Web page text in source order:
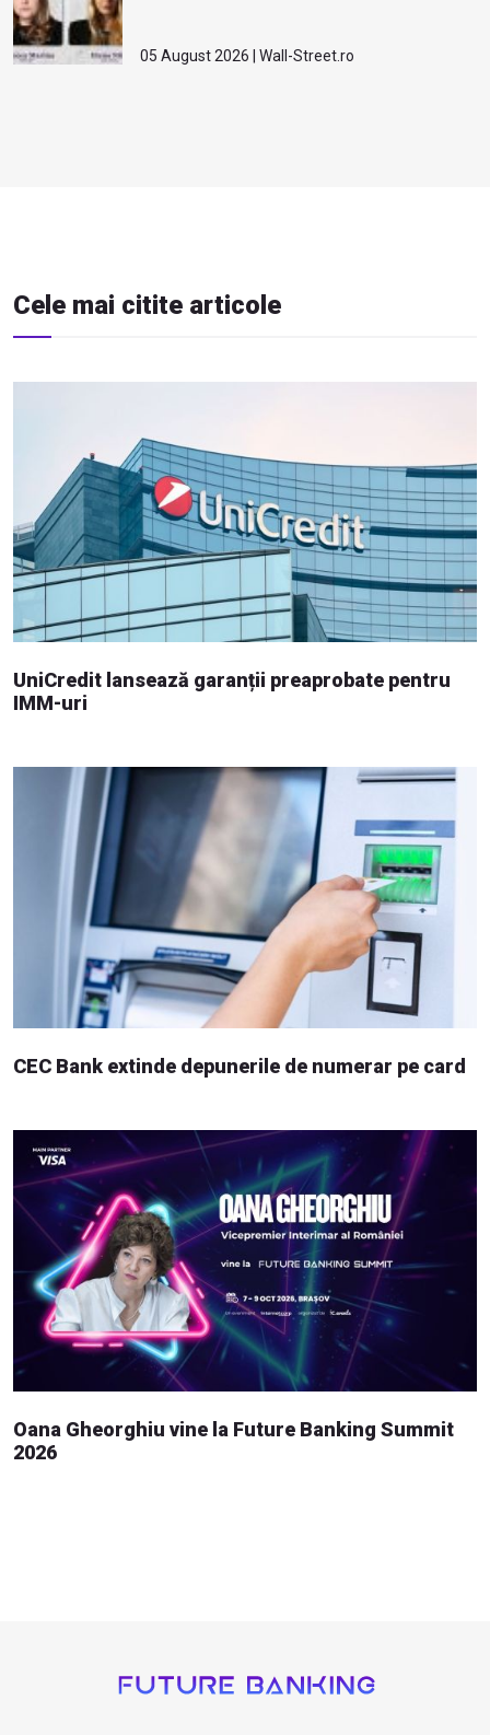
05 August 2026 | Wall-Street.ro
Cele mai citite articole
UniCredit lansează garanții preaprobate pentru
IMM-uri
CEC Bank extinde depunerile de numerar pe card
Oana Gheorghiu vine la Future Banking Summit
2026